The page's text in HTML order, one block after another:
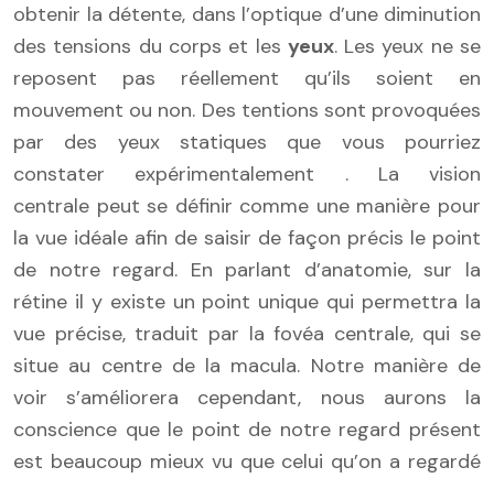
obtenir la détente, dans l’optique d’une diminution
des tensions du corps et les yeux. Les yeux ne se
reposent pas réellement qu’ils soient en
mouvement ou non. Des tentions sont provoquées
par des yeux statiques que vous pourriez
constater expérimentalement . La vision
centrale peut se définir comme une manière pour
la vue idéale afin de saisir de façon précis le point
de notre regard. En parlant d’anatomie, sur la
rétine il y existe un point unique qui permettra la
vue précise, traduit par la fovéa centrale, qui se
situe au centre de la macula. Notre manière de
voir s’améliorera cependant, nous aurons la
conscience que le point de notre regard présent
est beaucoup mieux vu que celui qu’on a regardé